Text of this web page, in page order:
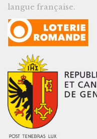
langue française.